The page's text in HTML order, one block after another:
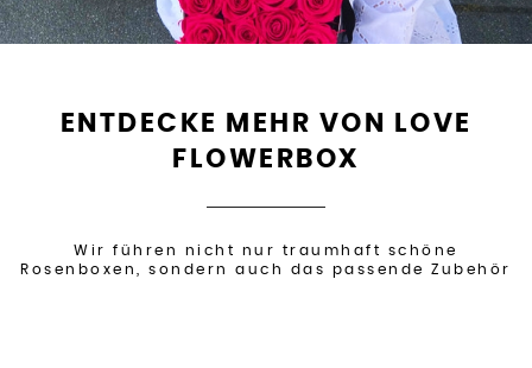
ENTDECKE MEHR VON LOVE
FLOWERBOX
Wir führen nicht nur traumhaft schöne
Rosenboxen, sondern auch das passende Zubehör